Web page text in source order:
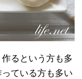
るという方も多
ている方も多い